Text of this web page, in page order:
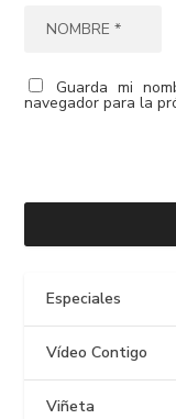
Guarda mi
navegador para la
Especiales
Vídeo Contigo
Viñeta